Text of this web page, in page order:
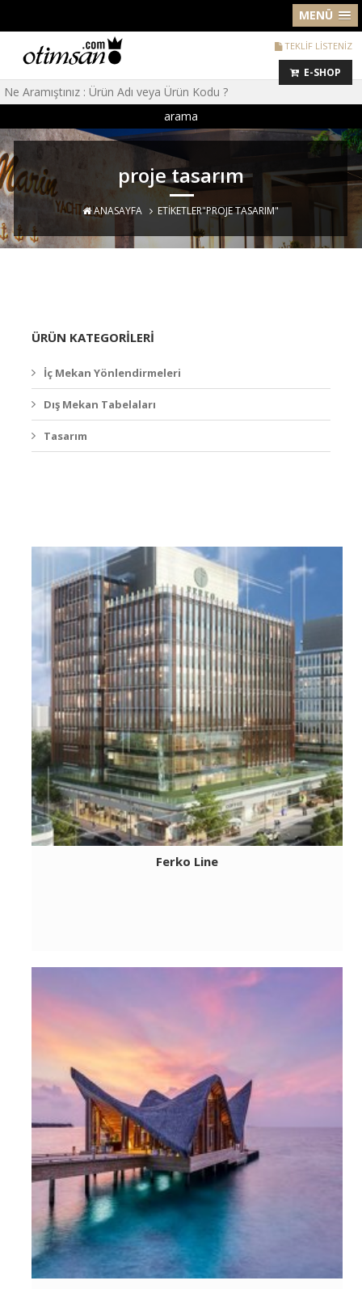
MENÜ
TEKLİF LİSTENİZ
E-SHOP
arama
proje tasarım
ANASAYFA ETIKETLER"PROJE TASARIM"
ÜRÜN KATEGORILERI
İç Mekan Yönlendirmeleri
Dış Mekan Tabelaları
Tasarım
Ferko Line